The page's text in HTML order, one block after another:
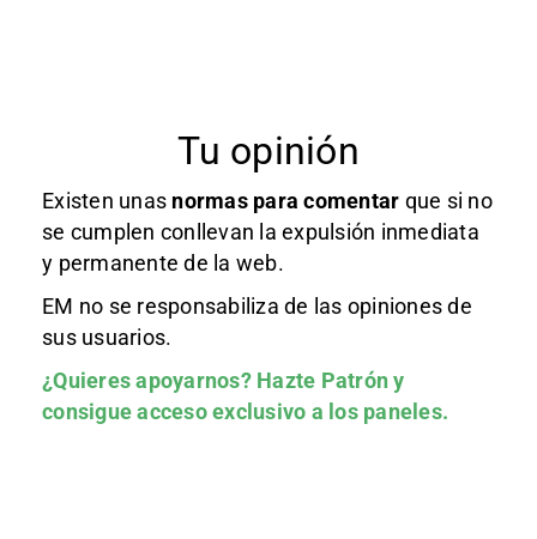
Tu opinión
Existen unas normas para comentar que si no
se cumplen conllevan la expulsión inmediata
y permanente de la web.
EM no se responsabiliza de las opiniones de
sus usuarios.
¿Quieres apoyarnos? Hazte Patróny
consigue acceso exclusivo a los paneles.